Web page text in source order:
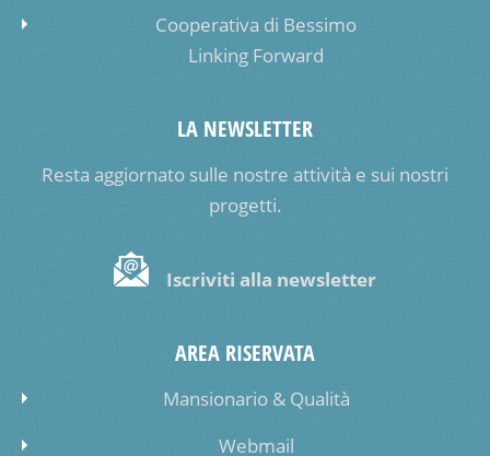
Cooperativa di Bessimo
Linking Forward
LA NEWSLETTER
Resta aggiornato sulle nostre attività e sui nostri
progetti.
Iscriviti alla newsletter
AREA RISERVATA
Mansionario & Qualità
Webmail